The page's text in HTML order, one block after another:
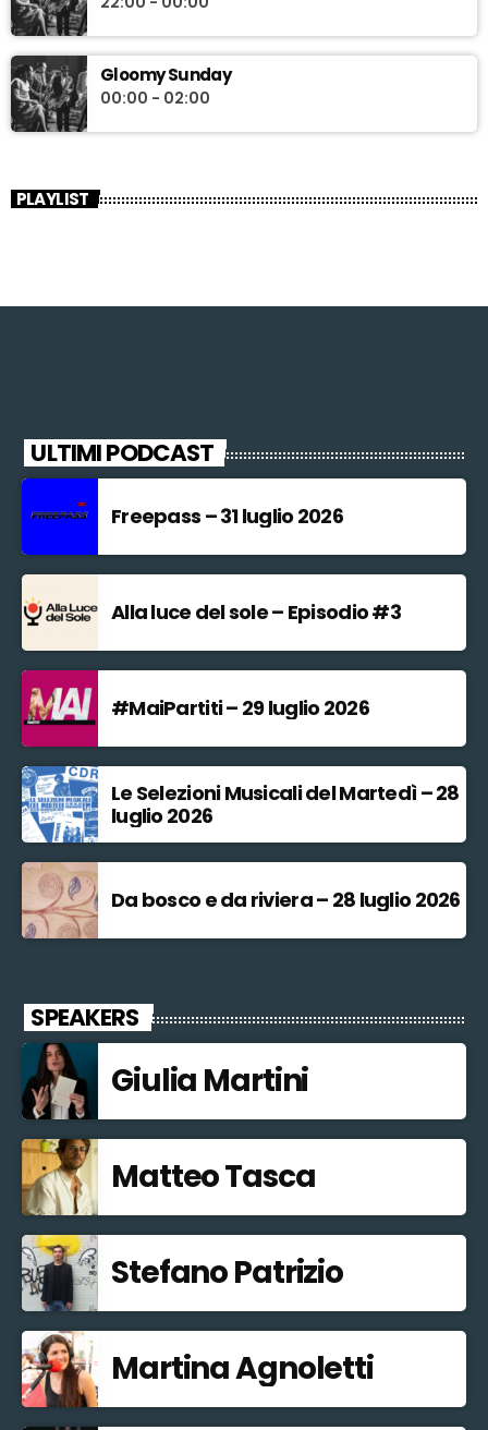
Gloomy Sunday
00:00 - 02:00
PLAYLIST
ULTIMI PODCAST
Freepass – 31 luglio 2026
Alla luce del sole – Episodio #3
#MaiPartiti – 29 luglio 2026
Le Selezioni Musicali del Martedì – 28
luglio 2026
Da bosco e da riviera – 28 luglio 2026
SPEAKERS
Giulia Martini
Matteo Tasca
Stefano Patrizio
Martina Agnoletti